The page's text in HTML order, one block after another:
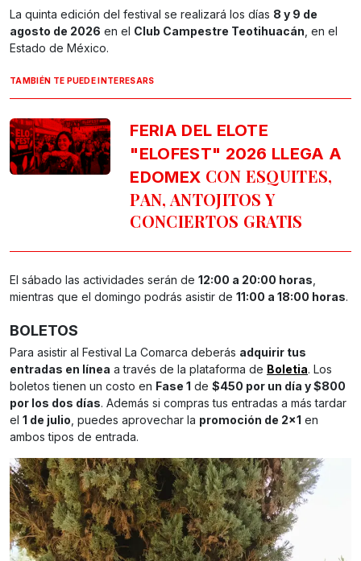
La quinta edición del festival se realizará los días 8 y 9 de
agosto de 2026 en el Club Campestre Teotihuacán , en el
Estado de México.
TAMBIÉN TE PUEDE INTERESARS
FERIA DEL ELOTE
"ELOFEST" 2026 LLEGA A
EDOMEX CON ESQUITES,
PAN, ANTOJITOS Y
CONCIERTOS GRATIS
El sábado las actividades serán de 12:00 a 20:00 horas
mientras que el domingo podrás asistir de 11:00 a 18:00 horas.
BOLETOS
Para asistir al Festival La Comarca deberás adquirir tus
entradas en línea a través de la plataforma de Boletia. Los
boletos tienen un costo en Fase 1 de $450 por un día y $800
por los dos días. Además si compras tus entradas a más tardar
el 1 de julio , puedes aprovechar la promoción de 2×1 en
ambos tipos de entrada.